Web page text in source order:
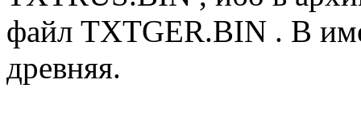
файл TXTGER.BIN . В
древняя.